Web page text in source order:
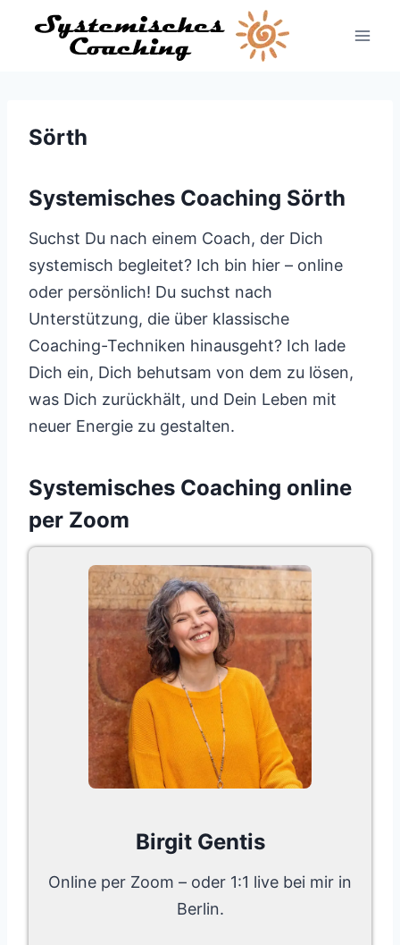
Inhalt
Sörth
Systemisches Coaching Sörth
Suchst Du nach einem Coach, der Dich
systemisch begleitet? Ich bin hier – online
oder persönlich! Du suchst nach
Unterstützung, die über klassische
Coaching-Techniken hinausgeht? Ich lade
Dich ein, Dich behutsam von dem zu lösen,
was Dich zurückhält, und Dein Leben mit
neuer Energie zu gestalten.
Systemisches Coaching online
per Zoom
Birgit Gentis
Online per Zoom – oder 1:1 live bei mir in
Berlin.